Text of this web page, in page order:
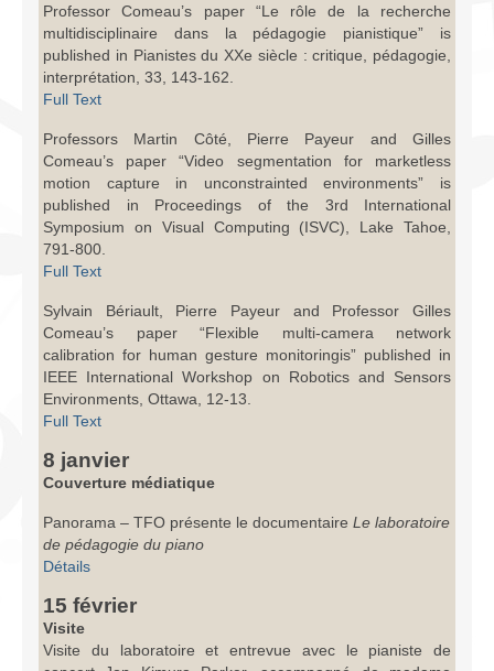
Professor Comeau’s paper “Le rôle de la recherche
multidisciplinaire dans la pédagogie pianistique” is
published in Pianistes du XXe siècle : critique, pédagogie,
interprétation, 33, 143-162.
Full Text
Professors Martin Côté, Pierre Payeur and Gilles
Comeau’s paper “Video segmentation for marketless
motion capture in unconstrainted environments” is
published in Proceedings of the 3rd International
Symposium on Visual Computing (ISVC), Lake Tahoe,
791-800.
Full Text
Sylvain Bériault, Pierre Payeur and Professor Gilles
Comeau’s paper “Flexible multi-camera network
calibration for human gesture monitoringis” published in
IEEE International Workshop on Robotics and Sensors
Environments, Ottawa, 12-13.
Full Text
8 janvier
Couverture médiatique
Panorama – TFO présente le documentaire Le laboratoire
de pédagogie du piano
Détails
15 février
Visite
Visite du laboratoire et entrevue avec le pianiste de